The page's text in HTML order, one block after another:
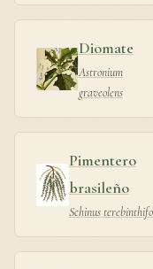
Diomate
Astronium
graveolens
Pimentero
brasileño
Schinus